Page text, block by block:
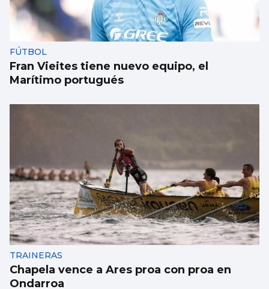
FÚTBOL
Fran Vieites tiene nuevo equipo, el
Marítimo portugués
TRAINERAS
Chapela vence a Ares proa con proa en
Ondarroa